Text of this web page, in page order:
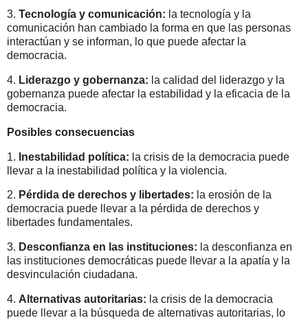
3. Tecnología y comunicación: la tecnología y la
comunicación han cambiado la forma en que las personas
interactúan y se informan, lo que puede afectar la
democracia.
4. Liderazgo y gobernanza: la calidad del liderazgo y la
gobernanza puede afectar la estabilidad y la eficacia de la
democracia.
Posibles consecuencias
1. Inestabilidad política: la crisis de la democracia puede
llevar a la inestabilidad política y la violencia.
2. Pérdida de derechos y libertades: la erosión de la
democracia puede llevar a la pérdida de derechos y
libertades fundamentales.
3. Desconfianza en las instituciones: la desconfianza en
las instituciones democráticas puede llevar a la apatía y la
desvinculación ciudadana.
4. Alternativas autoritarias: la crisis de la democracia
puede llevar a la búsqueda de alternativas autoritarias, lo